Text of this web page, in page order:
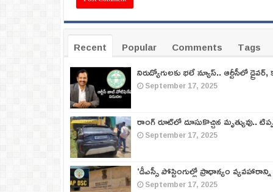
Recent Popular Comments
Tags
నిరుద్యోగులకు భలే న్యూస్.. ఆర్టీసీలో
September 17, 2025
రాంగ్ రూట్‌లో దూసుకొచ్చిన మృత్యువు..
September 17, 2025
‘డీఎస్సీ పోస్టింగుల్లో ప్రాధాన్యం
September 17, 2025